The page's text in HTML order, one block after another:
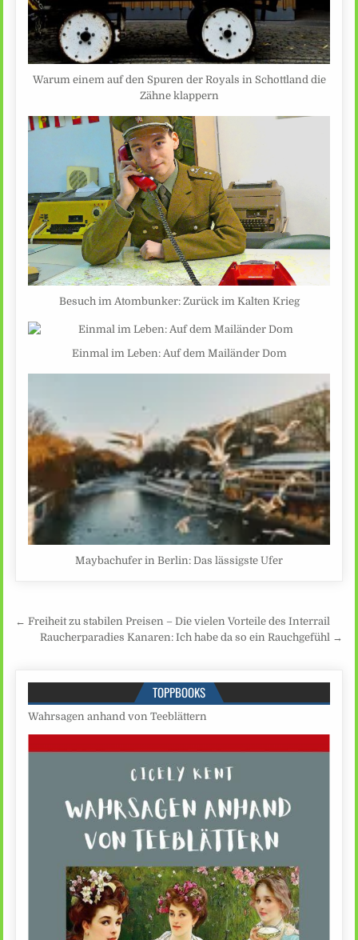
Warum einem auf den Spuren der Royals in Schottland die
Zähne klappern
Besuch im Atombunker: Zurück im Kalten Krieg
Einmal im Leben: Auf dem Mailänder Dom
Maybachufer in Berlin: Das lässigste Ufer
Beitragsnavigation
← Freiheit zu stabilen Preisen – Die vielen Vorteile des Interrail
Raucherparadies Kanaren: Ich habe da so ein Rauchgefühl →
TOPPBOOKS
Wahrsagen anhand von Teeblättern